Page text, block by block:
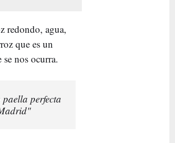
redondo, agua,
que es un
nos ocurra.
perfecta